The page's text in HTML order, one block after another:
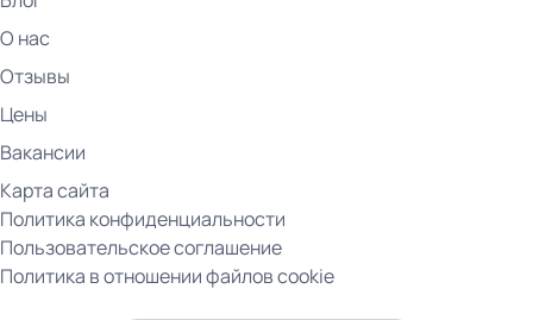
О нас
Отзывы
Цены
Вакансии
Карта сайта
Политика конфиденциальности
Пользовательское соглашение
Политика в отношении файлов cookie